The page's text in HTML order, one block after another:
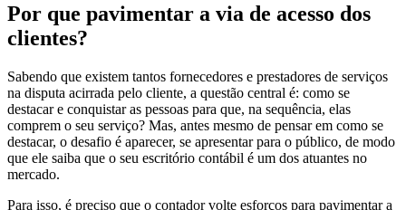
Por que pavimentar a via de acesso dos
clientes?
Sabendo que existem tantos fornecedores e prestadores de serviços
na disputa acirrada pelo cliente, a questão central é: como se
destacar e conquistar as pessoas para que, na sequência, elas
comprem o seu serviço? Mas, antes mesmo de pensar em como se
destacar, o desafio é aparecer, se apresentar para o público, de modo
que ele saiba que o seu escritório contábil é um dos atuantes no
mercado.
Para isso, é preciso que o contador volte esforços para pavimentar a